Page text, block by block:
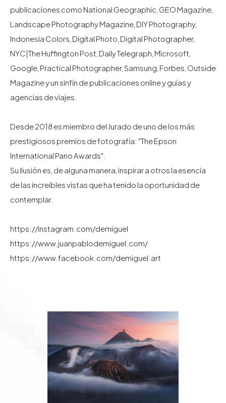
publicaciones como National Geographic, GEO Magazine,
Landscape Photography Magazine, DIY Photography,
Indonesia Colors, Digital Photo, Digital Photographer,
NYC|The Huffington Post, Daily Telegraph, Microsoft,
Google, Practical Photographer, Samsung, Forbes, Outside
Magazine y un sinfín de publicaciones online y guías y
agencias de viajes.
Desde 2018 es miembro del Jurado de uno de los más
prestigiosos premios de fotografía: "The Epson
International Pano Awards".
Su ilusión es, de alguna manera, inspirar a otros la esencia
de las increíbles vistas que ha tenido la oportunidad de
contemplar.
https://instagram.com/demiguel
https://www.juanpablodemiguel.com/
https://www.facebook.com/demiguel.art